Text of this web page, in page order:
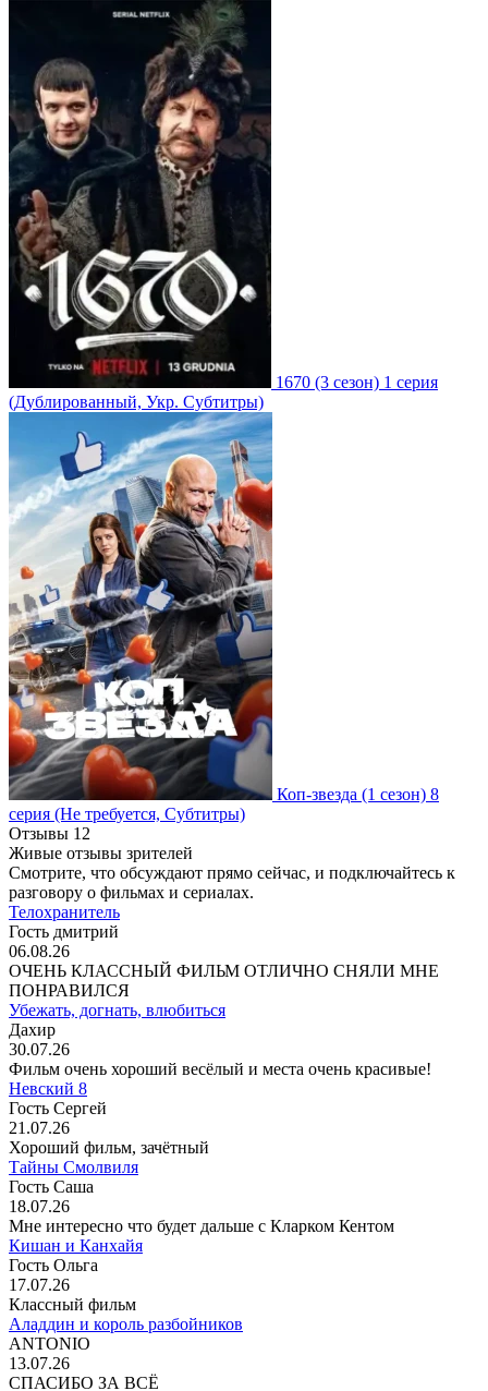
1670 (3 сезон) 1 серия
(Дублированный, Укр. Субтитры)
Коп-звезда (1 сезон) 8
серия (Не требуется, Субтитры)
Отзывы 12
Живые отзывы зрителей
Смотрите, что обсуждают прямо сейчас, и подключайтесь к
разговору о фильмах и сериалах.
Телохранитель
Гость дмитрий
06.08.26
ОЧЕНЬ КЛАССНЫЙ ФИЛЬМ ОТЛИЧНО СНЯЛИ МНЕ
ПОНРАВИЛСЯ
Убежать, догнать, влюбиться
Дахир
30.07.26
Фильм очень хороший весёлый и места очень красивые!
Невский 8
Гость Сергей
21.07.26
Хороший фильм, зачётный
Тайны Смолвиля
Гость Саша
18.07.26
Мне интересно что будет дальше с Кларком Кентом
Кишан и Канхайя
Гость Ольга
17.07.26
Классный фильм
Аладдин и король разбойников
ANTONIO
13.07.26
СПАСИБО ЗА ВСЁ